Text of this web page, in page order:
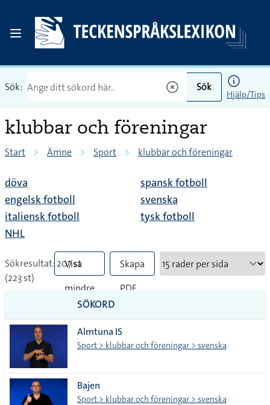
Sök: Sök
Hjälp/Tips
klubbar och föreningar
Start Ämne Sport klubbar och föreningar
döva
engelsk fotboll
italiensk fotboll
NHL
spansk fotboll
svenska
tysk fotboll
Sökresultat: 207 st
(223 st)
Visa
mindre
tecken
Skapa
PDF
SÖKORD
Almtuna IS
Sport > klubbar och föreningar > svenska
Bajen
Sport > klubbar och föreningar > svenska